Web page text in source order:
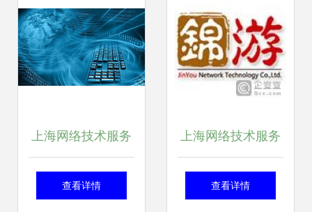
约，赋能数字化转
型新篇章
上海网络技术服务
赋能中医机构 家用
查看详情
上海网络技术服务
行业经营状况分析
查看详情